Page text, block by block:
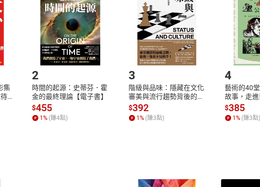
依您的申請進行審核，待審核通過後將為您辦理退款事宜。
場須以整筆訂單為單位進行取消/退貨，恕無法以單支商品取消/退貨。
開始使用？
閱讀載具 Step2.登入帳號，下
集
2
時間的起源：史蒂芬．霍
金的最終理論【電子書】
$455
1 % (賺4點)
3
階級與品味：隱藏在文化
審美與流行趨勢背後的地
位渴望【電子書】
$392
1 % (賺3點)
4
藝術的40
故事，走進
場，看藝術
何形塑人類
書】
$385
1% (賺3點)